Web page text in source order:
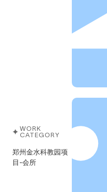
WORK
CATEGORY
郑州金水科教园项
目-会所